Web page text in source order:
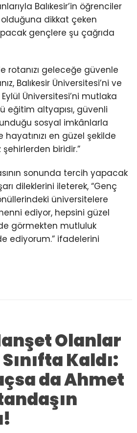
Balıkesir’in öğrenciler
dikkat çeken
gençlere şu çağrıda
rotanızı geleceğe güvenle
Balıkesir Üniversitesi’ni ve
Üniversitesi’ni mutlaka
eğitim altyapısı, güvenli
sosyal imkânlarla
hayatınızı en güzel şekilde
biridir.”
sonunda tercih yapacak
dileklerini ileterek, “Genç
üniversitelere
ediyor, hepsini güzel
görmekten mutluluk
ediyorum.” ifadelerini
Olanlar
Kaldı:
da Ahmet